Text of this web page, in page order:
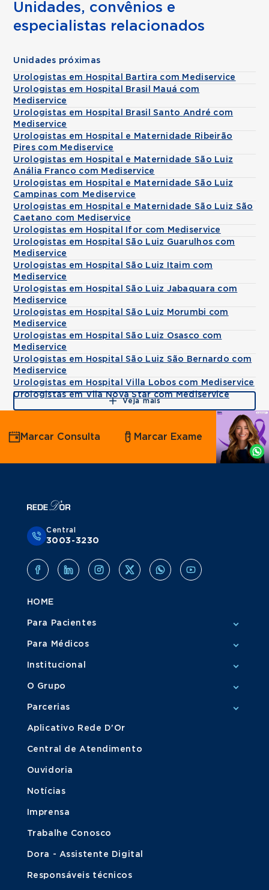
Unidades, convênios e
especialistas relacionados
Unidades próximas
Urologistas em Hospital Bartira com Mediservice
Urologistas em Hospital Brasil Mauá com
Mediservice
Urologistas em Hospital Brasil Santo André com
Mediservice
Urologistas em Hospital e Maternidade Ribeirão
Pires com Mediservice
Urologistas em Hospital e Maternidade São Luiz
Anália Franco com Mediservice
Urologistas em Hospital e Maternidade São Luiz
Campinas com Mediservice
Urologistas em Hospital e Maternidade São Luiz São
Caetano com Mediservice
Urologistas em Hospital Ifor com Mediservice
Urologistas em Hospital São Luiz Guarulhos com
Mediservice
Urologistas em Hospital São Luiz Itaim com
Mediservice
Urologistas em Hospital São Luiz Jabaquara com
Mediservice
Urologistas em Hospital São Luiz Morumbi com
Mediservice
Urologistas em Hospital São Luiz Osasco com
Mediservice
Urologistas em Hospital São Luiz São Bernardo com
Mediservice
Urologistas em Hospital Villa Lobos com Mediservice
Urologistas em Vila Nova Star com Mediservice
Veja mais
Agende
por
Whatsapp
Marcar Consulta Marcar Exame
Central
3003-3230
HOME
Para Pacientes
Para Médicos
Institucional
O Grupo
Parcerias
Aplicativo Rede D'Or
Central de Atendimento
Ouvidoria
Notícias
Imprensa
Trabalhe Conosco
Dora - Assistente Digital
Responsáveis técnicos